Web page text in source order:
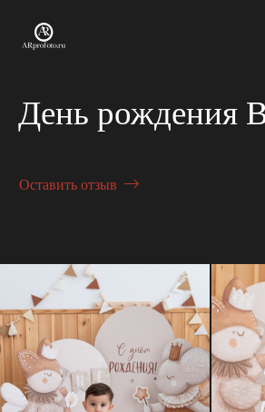
День рождения
Оставить отзыв